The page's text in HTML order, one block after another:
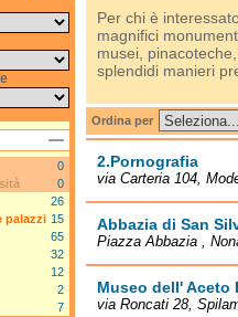
Per chi è
magnifici
musei,
splendidi manieri
Ordina per
2.Pornografia
via Carteria 104,
Abbazia di San
Piazza Abbazia ,
Museo dell' Aceto
via Roncati 28,
0
0
26
palazzi 15
65
32
12
2
7